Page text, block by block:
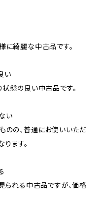
に綺麗な中古品です。
い
態の良い中古品です。
い
のの、普通にお使いいただ
ます。
られる中古品ですが、価格